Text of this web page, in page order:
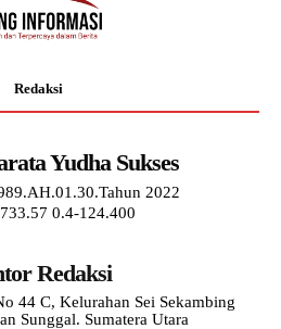
Redaksi
Yudha Sukses
2022
0.4-124.400
Redaksi
44 C, Kelurahan Sei Sekambing
Sunggal. Sumatera Utara